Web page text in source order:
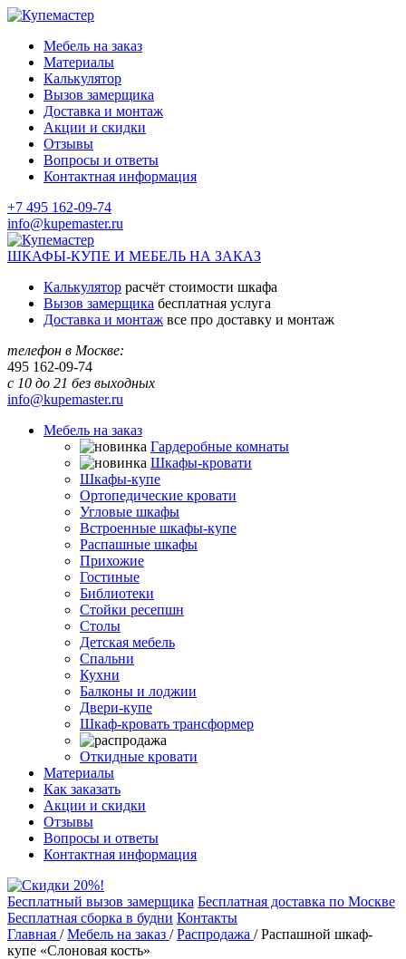
Мебель на заказ
Материалы
Калькулятор
Вызов замерщика
Доставка и монтаж
Акции и скидки
Отзывы
Вопросы и ответы
Контактная информация
+7 495 162-09-74
info@kupemaster.ru
ШКАФЫ-КУПЕ И МЕБЕЛЬ НА ЗАКАЗ
Калькулятор расчёт стоимости шкафа
Вызов замерщика бесплатная услуга
Доставка и монтаж все про доставку и монтаж
телефон в Москве:
495 162-09-74
с 10 до 21 без выходных
info@kupemaster.ru
Мебель на заказ
Гардеробные комнаты
Шкафы-кровати
Шкафы-купе
Ортопедические кровати
Угловые шкафы
Встроенные шкафы-купе
Распашные шкафы
Прихожие
Гостиные
Библиотеки
Стойки ресепшн
Столы
Детская мебель
Спальни
Кухни
Балконы и лоджии
Двери-купе
Шкаф-кровать трансформер
Откидные кровати
Материалы
Как заказать
Акции и скидки
Отзывы
Вопросы и ответы
Контактная информация
Бесплатный вызов замерщика Бесплатная доставка по Москве
Бесплатная сборка в будни Контакты
Главная /Мебель на заказ /Распродажа /Распашной шкаф-
купе «Слоновая кость»